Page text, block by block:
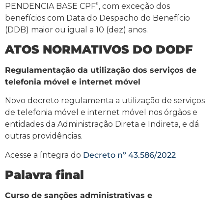
PENDENCIA BASE CPF”, com exceção dos
benefícios com Data do Despacho do Benefício
(DDB) maior ou igual a 10 (dez) anos.
ATOS NORMATIVOS DO DODF
Regulamentação da utilização dos serviços de
telefonia móvel e internet móvel
Novo decreto regulamenta a utilização de serviços
de telefonia móvel e internet móvel nos órgãos e
entidades da Administração Direta e Indireta, e dá
outras providências.
Acesse a íntegra do Decreto nº 43.586/2022
Palavra final
Curso de sanções administrativas e